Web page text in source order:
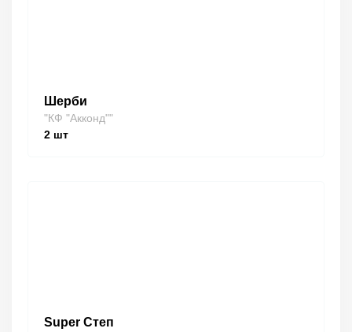
Шерби
"КФ "Акконд""
2 шт
Super Степ